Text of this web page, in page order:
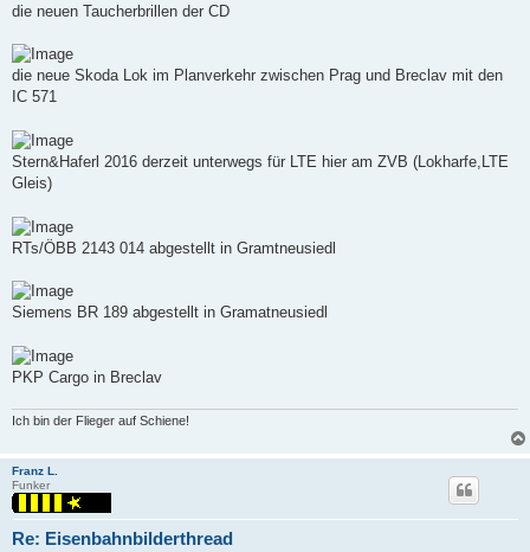
die neuen Taucherbrillen der CD
die neue Skoda Lok im Planverkehr zwischen Prag und Breclav mit den
IC 571
Stern&Haferl 2016 derzeit unterwegs für LTE hier am ZVB (Lokharfe,LTE
Gleis)
RTs/ÖBB 2143 014 abgestellt in Gramtneusiedl
Siemens BR 189 abgestellt in Gramatneusiedl
PKP Cargo in Breclav
Ich bin der Flieger auf Schiene!
Franz L.
Funker
Re: Eisenbahnbilderthread